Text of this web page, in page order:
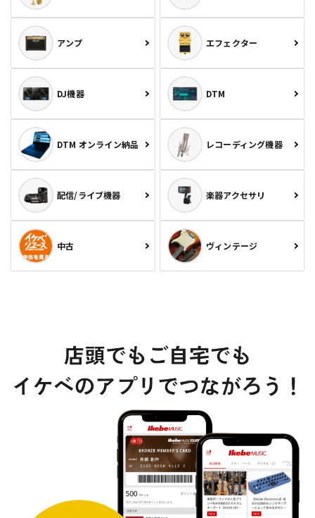
アンプ エフェクター
DJ機器 DTM
DTM オンライン納品 レコーディング機器
配信/ライブ機器 楽器アクセサリ
中古 ヴィンテージ